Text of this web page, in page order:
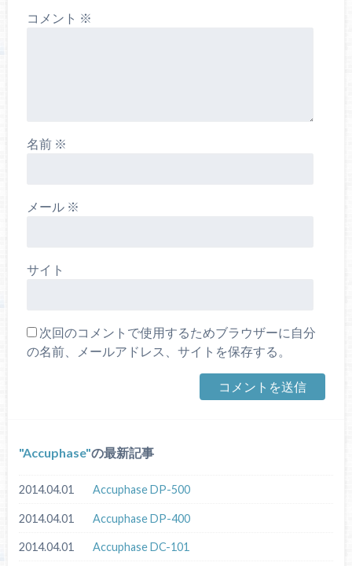
コメント ※
名前 ※
メール ※
サイト
次回のコメントで使用するためブラウザーに自分
の名前、メールアドレス、サイトを保存する。
Accuphase の最新記事
2014.04.01 Accuphase DP-500
2014.04.01 Accuphase DP-400
2014.04.01 Accuphase DC-101